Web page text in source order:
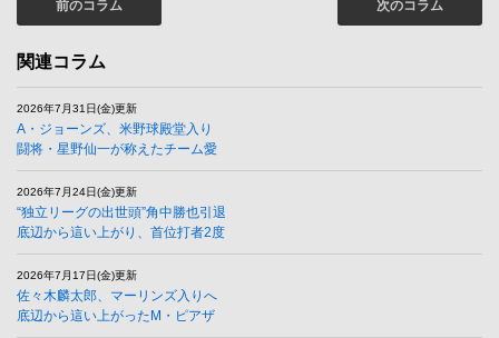
前のコラム 次のコラム
関連コラム
2026年7月31日(金)更新
A・ジョーンズ、米野球殿堂入り
闘将・星野仙一が称えたチーム愛
2026年7月24日(金)更新
“独立リーグの出世頭”角中勝也引退
底辺から這い上がり、首位打者2度
2026年7月17日(金)更新
佐々木麟太郎、マーリンズ入りへ
底辺から這い上がったM・ピアザ